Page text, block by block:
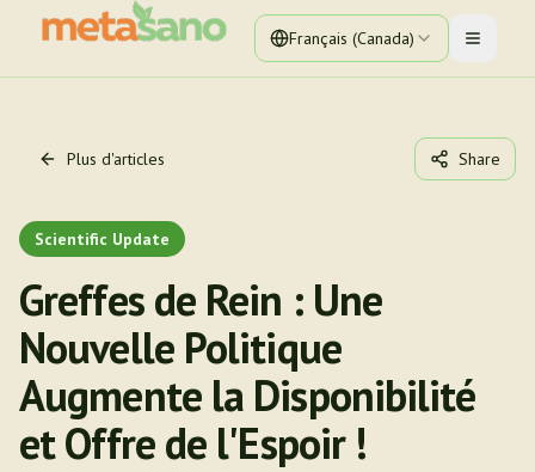
Français (Canada) Toggle
Plus d'articles Share
Scientific Update
Greffes de Rein : Une
Nouvelle Politique
Augmente la Disponibilité
et Offre de l'Espoir !